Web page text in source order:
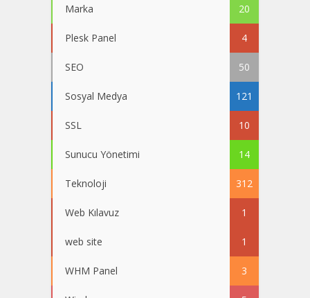
Marka 20
Plesk Panel 4
SEO 50
Sosyal Medya 121
SSL 10
Sunucu Yönetimi 14
Teknoloji 312
Web Kılavuz 1
web site 1
WHM Panel 3